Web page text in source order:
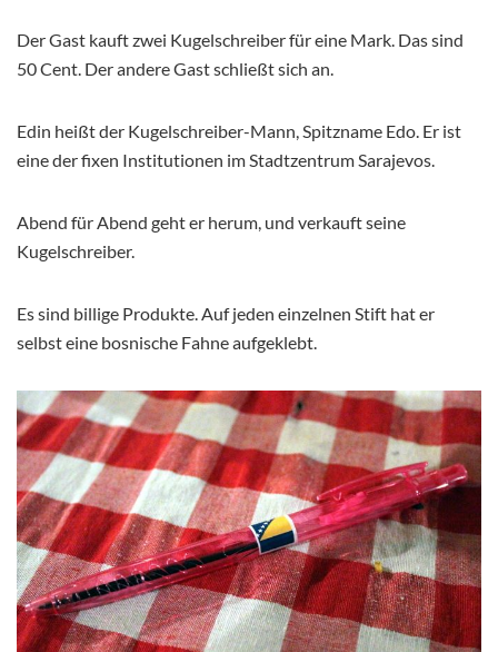
Der Gast kauft zwei Kugelschreiber für eine Mark. Das sind
50 Cent. Der andere Gast schließt sich an.
Edin heißt der Kugelschreiber-Mann, Spitzname Edo. Er ist
eine der fixen Institutionen im Stadtzentrum Sarajevos.
Abend für Abend geht er herum, und verkauft seine
Kugelschreiber.
Es sind billige Produkte. Auf jeden einzelnen Stift hat er
selbst eine bosnische Fahne aufgeklebt.